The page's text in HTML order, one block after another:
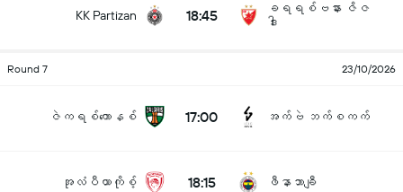
KK Partizan 18:45
ခရရစ်ဗနား ဇိဇ
ဒါး
Round 7 23/10/2026
ဇဲကရစ်ကောနစ် 17:00 အက်ဗဲ ဘက်စကက်
အုလံပီယာကိုစ့် 18:15 ဖီနာဘာချီ